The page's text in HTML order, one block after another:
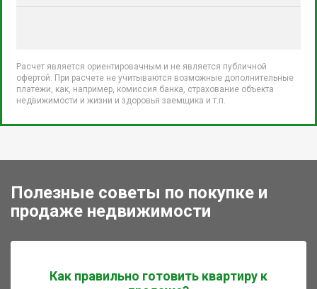
Расчет является ориентировачным и не является публичной
офертой. При расчете не учитываются возможные дополнительные
платежи, как, например, комиссия банка, страхование объекта
недвижимости и жизни и здоровья заемщика и т.п.
Полезные советы по покупке и
продаже недвижимости
Как правильно готовить квартиру к